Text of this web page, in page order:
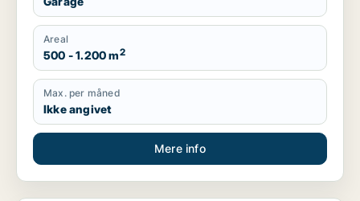
Areal
500 - 1.200 m2
Max. per måned
Ikke angivet
Mere info